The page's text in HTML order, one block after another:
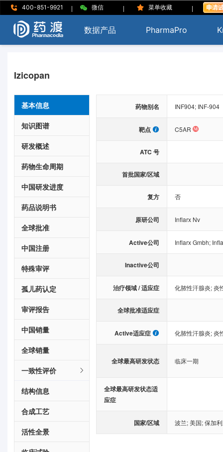
400-851-9921 | 微信 | 菜单收藏 |
数据产品 PharmaPro
Izicopan
基本信息
知识图谱
研发概述
药物生命周期
中国研发进度
药品说明书
全球批准
中国注册
特殊审评
孤儿药认定
审评报告
中国销量
全球销量
一致性评价
结构信息
合成工艺
活性全景
药物别名 INF904; INF-904
靶点 C5AR
ATC 号
首批国家/区域
复方 否
原研公司 Inflarx Nv
Active公司 Inflarx Gmbh;
Inactive公司
治疗领域 / 适应症 化脓性汗腺炎;炎
全球批准适应症
Active适应症 化脓性汗腺炎;炎
全球最高研发状态 临床一期
全球最高研发状态适
应症
国家/区域 波兰;美国;保加